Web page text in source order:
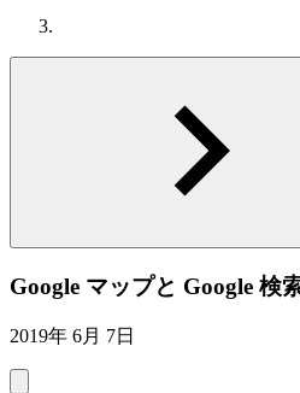
Google マップと Google 検
2019年 6月 7日